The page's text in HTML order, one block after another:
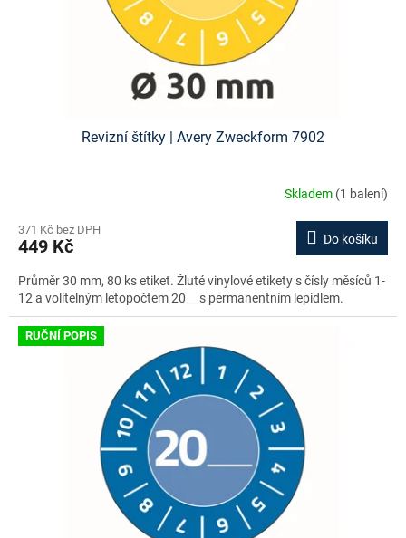
Revizní štítky | Avery Zweckform 7902
Skladem (1 balení)
371 Kč bez DPH
449 Kč Do košíku
Průměr 30 mm, 80 ks etiket. Žluté vinylové etikety s čísly měsíců 1-
12 a volitelným letopočtem 20__ s permanentním lepidlem.
RUČNÍ POPIS